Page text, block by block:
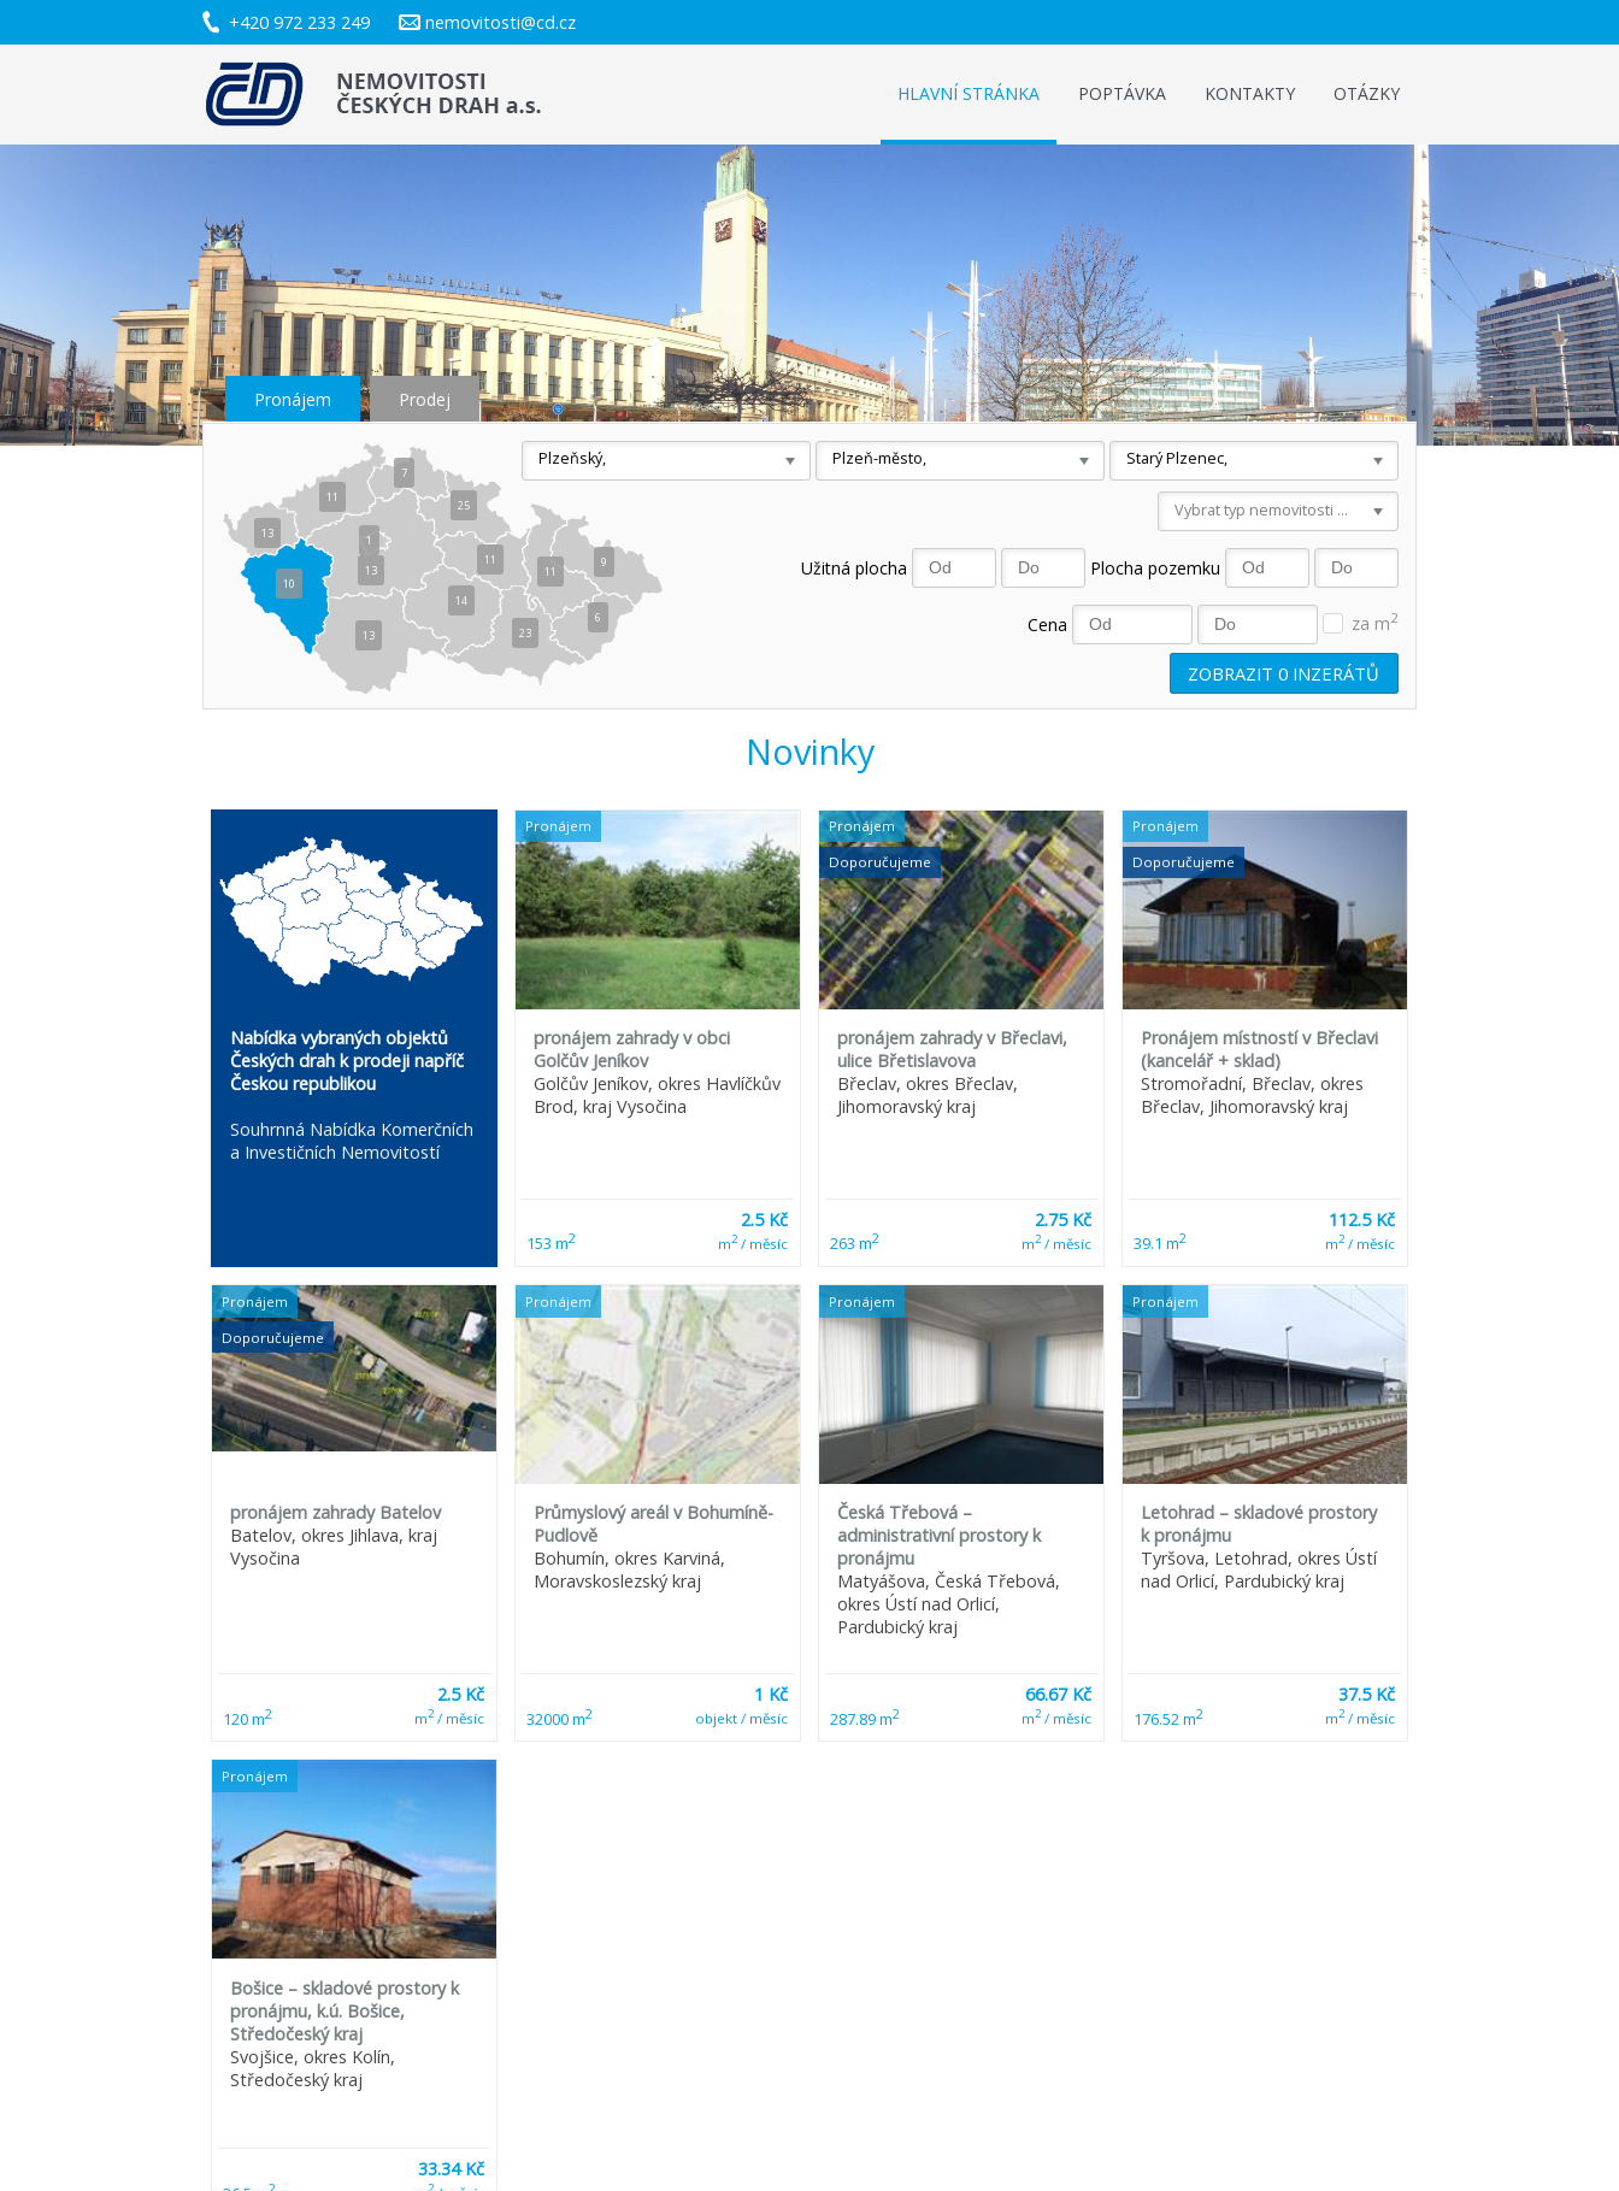
+420 972 233 249 nemovitosti@cd.cz
HLAVNÍ STRÁNKA POPTÁVKA KONTAKTY OTÁZKY
Pronájem Prodej
6
9
23
11
14
11
25
13
1
13
7
10
11
13
Plzeňský, Plzeň-město, Starý Plzenec,
Vybrat typ nemovitosti ...
Užitná plocha Plocha pozemku
Cena za m2
ZOBRAZIT0 INZERÁTŮ
Novinky
Nabídka vybraných objektů
Českých drah k prodeji napříč
Českou republikou
Souhrnná Nabídka Komerčních
a Investičních Nemovitostí
Pronájem
pronájem zahrady v obci
Golčův Jeníkov
Golčův Jeníkov, okres Havlíčkův
Brod, kraj Vysočina
153 m2
2.5 Kč
m2/ měsíc
Pronájem
Doporučujeme
pronájem zahrady v Břeclavi,
ulice Břetislavova
Břeclav, okres Břeclav,
Jihomoravský kraj
263 m2
2.75 Kč
m2/ měsíc
Pronájem
Doporučujeme
Pronájem místností v Břeclavi
(kancelář + sklad)
Stromořadní, Břeclav, okres
Břeclav, Jihomoravský kraj
39.1 m2
112.5 Kč
m2/ měsíc
Pronájem
Doporučujeme
pronájem zahrady Batelov
Batelov, okres Jihlava, kraj
Vysočina
120 m2
2.5 Kč
m2/ měsíc
Pronájem
Průmyslový areál v Bohumíně-
Pudlově
Bohumín, okres Karviná,
Moravskoslezský kraj
32000 m2
1 Kč
objekt / měsíc
Pronájem
Česká Třebová –
administrativní prostory k
pronájmu
Matyášova, Česká Třebová,
okres Ústí nad Orlicí,
Pardubický kraj
287.89 m2
66.67 Kč
m2/ měsíc
Pronájem
Letohrad – skladové prostory
k pronájmu
Tyršova, Letohrad, okres Ústí
nad Orlicí, Pardubický kraj
176.52 m2
37.5 Kč
m2/ měsíc
Pronájem
Bošice – skladové prostory k
pronájmu, k.ú. Bošice,
Středočeský kraj
Svojšice, okres Kolín,
Středočeský kraj
33.34 Kč